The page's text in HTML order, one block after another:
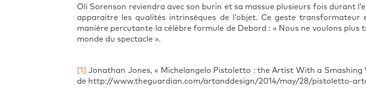
Oli Sorenson reviendra avec son burin et sa massue plusieurs fois durant
apparaitre les qualités intrinsèques de l’objet. Ce geste transformateur
manière percutante la célèbre formule de Debord : « Nous ne voulons
monde du spectacle ».
[1] Jonathan Jones, « Michelangelo Pistoletto : the Artist With a Smashing
de http://www.theguardian.com/artanddesign/2014/may/28/pistoletto-